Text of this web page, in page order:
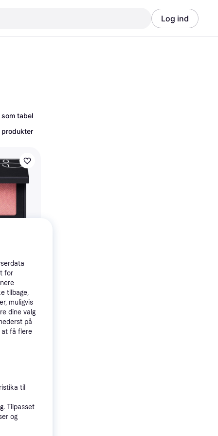
Log ind
tabel
produkter
Blush
Fri for
for
tilbage,
muligvis
dine valg
på
at få flere
til
Tilpasset
og